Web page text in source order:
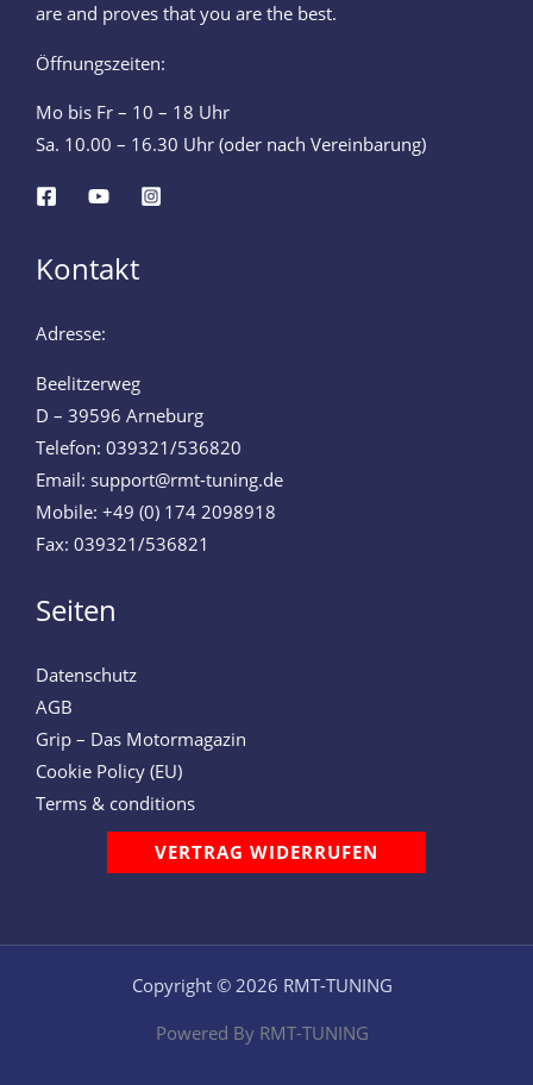
are and proves that you are the best.
Öffnungszeiten:
Mo bis Fr – 10 – 18 Uhr
Sa. 10.00 – 16.30 Uhr (oder nach Vereinbarung)
Kontakt
Adresse:
Beelitzerweg
D – 39596 Arneburg
Telefon: 039321/536820
Email: support@rmt-tuning.de
Mobile: +49 (0) 174 2098918
Fax: 039321/536821
Seiten
Datenschutz
AGB
Grip – Das Motormagazin
Cookie Policy (EU)
Terms & conditions
VERTRAG WIDERRUFEN
Copyright © 2026 RMT-TUNING
Powered By RMT-TUNING